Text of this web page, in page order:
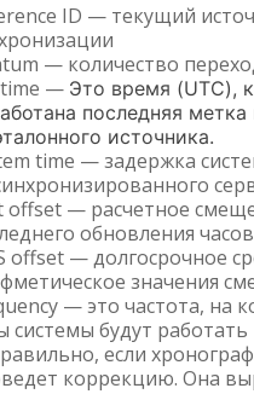
ID — текущий
— количество
time — Это время (UTC),
последняя
источника.
time — задержка
offset — расчетное
обновления часов
offset — долгосрочное
значения
— это частота, на
системы будут работать
если
коррекцию. Она